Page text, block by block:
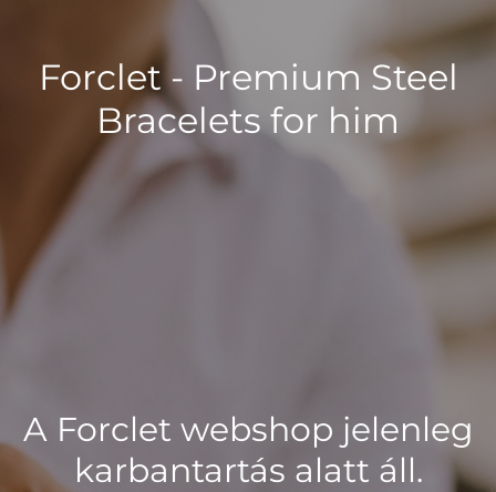
Forclet - Premium Steel
Bracelets for him
A Forclet webshop jelenleg
karbantartás alatt áll.